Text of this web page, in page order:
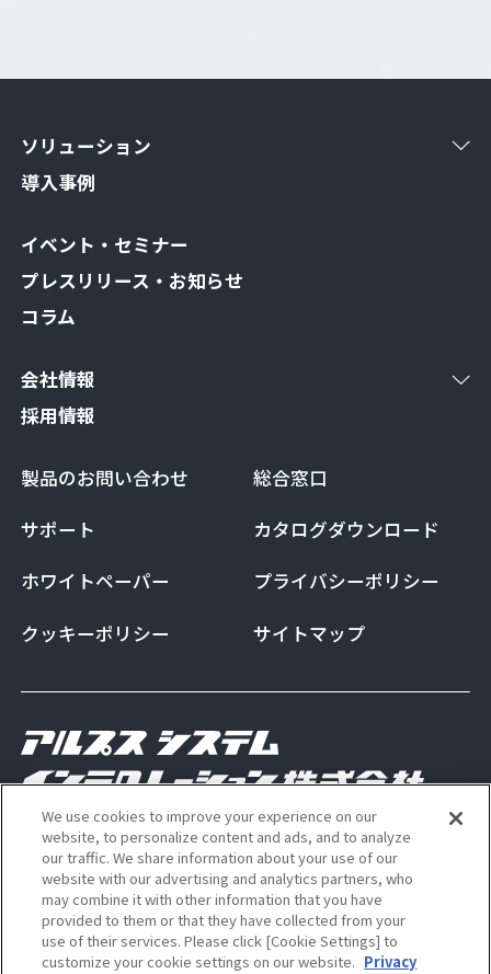
ソリューション
導入事例
イベント・セミナー
プレスリリース・お知らせ
コラム
会社情報
採用情報
製品のお問い合わせ
総合窓口
サポート
カタログダウンロード
ホワイトペーパー
プライバシーポリシー
クッキーポリシー
サイトマップ
Copyright Alps System Integration Co., Ltd. All
rights reserved
ALSI 公式 Instagram アカウン
ALSI 公式 X アカウント
We use cookies to improve your experience on our
website, to personalize content and ads, and to analyze
our traffic. We share information about your use of our
website with our advertising and analytics partners, who
may combine it with other information that you have
provided to them or that they have collected from your
use of their services. Please click [Cookie Settings] to
customize your cookie settings on our website. Privacy